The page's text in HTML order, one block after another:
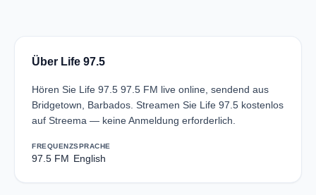
Über Life 97.5
Hören Sie Life 97.5 97.5 FM live online, sendend aus
Bridgetown, Barbados. Streamen Sie Life 97.5 kostenlos
auf Streema — keine Anmeldung erforderlich.
FREQUENZ
97.5 FM
SPRACHE
English